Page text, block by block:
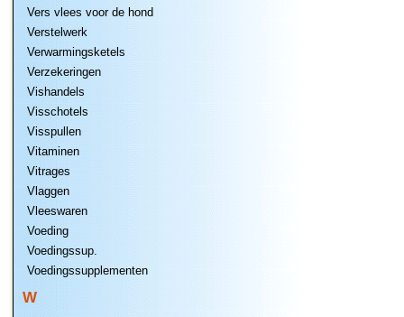
Vers vlees voor de hond
Verstelwerk
Verwarmingsketels
Verzekeringen
Vishandels
Visschotels
Visspullen
Vitaminen
Vitrages
Vlaggen
Vleeswaren
Voeding
Voedingssup.
Voedingssupplementen
W